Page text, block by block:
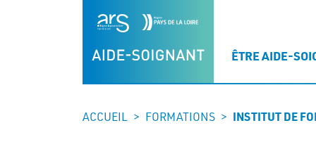
ÊTRE AIDE-
ACCUEIL > FORMATIONS > INSTITUT DE